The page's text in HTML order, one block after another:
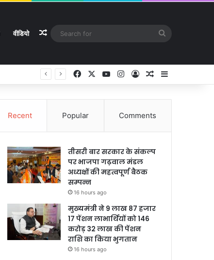
वीडियो Random Article
Facebook YouTubeInstagram
Log InRandom Article
Recent Popular Comments
तीसरी बार सरकार के संकल्प
पर भाजपा गढ़वाल मंडल
अध्यक्षों की महत्वपूर्ण बैठक
सम्पन्न
16 hours ago
मुख्यमंत्री ने 9 लाख 87 हजार
17 पेंशन लाभार्थियों को 146
करोड़ 32 लाख की पेंशन
राशि का किया भुगतान
16 hours ago